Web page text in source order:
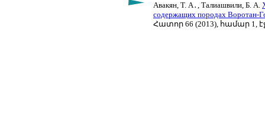
Авакян, Т. А․, Талиашвили, Б. А.
содержащих породах Воротан-
Հատոր 66 (2013), համար 1,